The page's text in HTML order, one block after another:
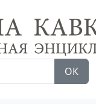
ОК